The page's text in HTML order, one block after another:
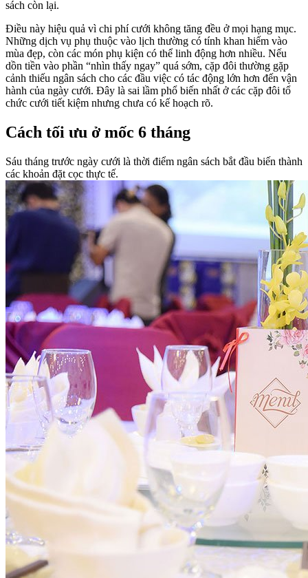
sách còn lại.
Điều này hiệu quả vì chi phí cưới không tăng đều ở mọi hạng mục.
Những dịch vụ phụ thuộc vào lịch thường có tính khan hiếm vào
mùa đẹp, còn các món phụ kiện có thể linh động hơn nhiều. Nếu
dồn tiền vào phần “nhìn thấy ngay” quá sớm, cặp đôi thường gặp
cảnh thiếu ngân sách cho các đầu việc có tác động lớn hơn đến vận
hành của ngày cưới. Đây là sai lầm phổ biến nhất ở các cặp đôi tổ
chức cưới tiết kiệm nhưng chưa có kế hoạch rõ.
Cách tối ưu ở mốc 6 tháng
Sáu tháng trước ngày cưới là thời điểm ngân sách bắt đầu biến thành
các khoản đặt cọc thực tế.